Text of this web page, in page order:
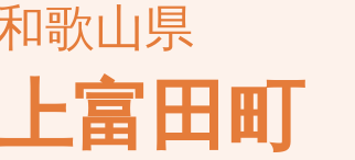
歌山県
富田町